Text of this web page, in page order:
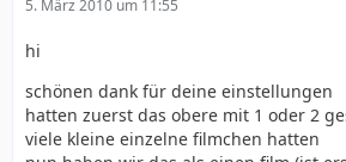
5. März 2010 um 11:55
hi
schönen dank für deine einstellungen
hatten zuerst das obere mit 1 oder 2
viele kleine einzelne filmchen hatten